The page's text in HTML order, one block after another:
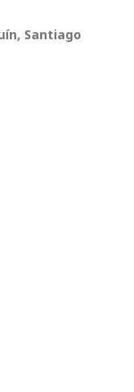
Santiago